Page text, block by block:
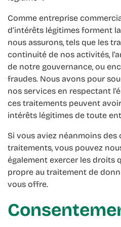
Comme entreprise commerciale, un certain nombre
d’intérêts légitimes forment
nous assurons, tels que les
continuité de nos activités,
de notre gouvernance, ou
fraudes. Nous avons pour
nos services en respectant
ces traitements peuvent
intérêts légitimes de toute
Si vous aviez néanmoins des objections sur certains
traitements, vous pouvez
également exercer les droits
propre au traitement de
vous offre.